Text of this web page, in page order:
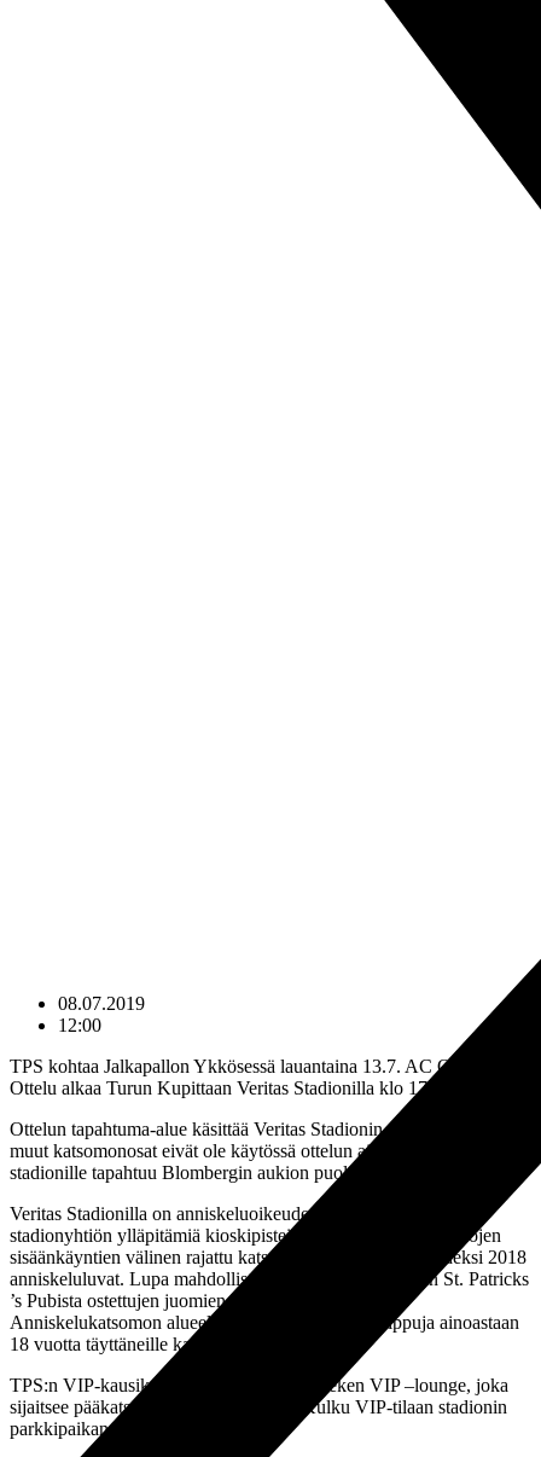
08.07.2019
12:00
TPS kohtaa Jalkapallon Ykkösessä lauantaina 13.7. AC Oulun.
Ottelu alkaa Turun Kupittaan Veritas Stadionilla klo 17.00.
Ottelun tapahtuma-alue käsittää Veritas Stadionin pääkatsomon,
muut katsomonosat eivät ole käytössä ottelun aikana. Sisäänkäynti
stadionille tapahtuu Blombergin aukion puoleisesta päästä.
Veritas Stadionilla on anniskeluoikeudet ja sieltä löytyy useita
stadionyhtiön ylläpitämiä kioskipisteita. Lisäksi A- ja B-lohkojen
sisäänkäyntien välinen rajattu katsomoalue on saanut kaudeksi 2018
anniskeluluvat. Lupa mahdollistaa kolmannen kerroksen St. Patricks
’s Pubista ostettujen juomien viemisen katsomoon.
Anniskelukatsomon alueelle on myynnissä pääsylippuja ainoastaan
18 vuotta täyttäneille katsojille.
TPS:n VIP-kausikorttilaisia palvelee Heineken VIP –lounge, joka
sijaitsee pääkatsomon 3. kerroksessa. (Kulku VIP-tilaan stadionin
parkkipaikan puoleisesta päädystä)